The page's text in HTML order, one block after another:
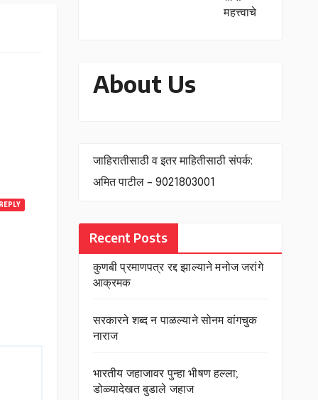
महत्त्वाचे
About Us
जाहिरातीसाठी व इतर माहितीसाठी संपर्क:
अमित पाटील – 9021803001
Recent Posts
कुणबी प्रमाणपत्र रद्द झाल्याने मनोज जरांगे
आक्रमक
सरकारने शब्द न पाळल्याने सोनम वांगचुक
नाराज
भारतीय जहाजावर पुन्हा भीषण हल्ला;
डोळ्यादेखत बुडाले जहाज